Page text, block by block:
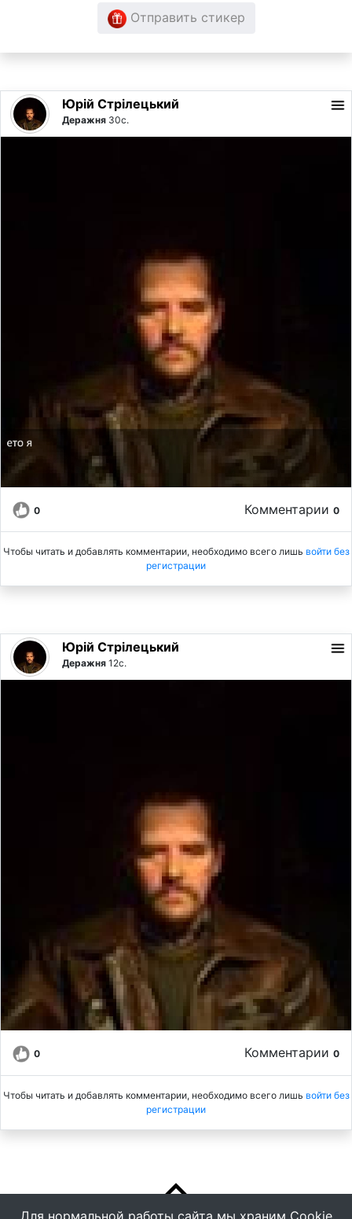
Отправить стикер
Юрiй Стрілецький
Деражня 30с.
0 Комментарии 0
Чтобы читать и добавлять комментарии, необходимо всего лишь войти без
регистрации
Юрiй Стрілецький
Деражня 12с.
0 Комментарии 0
Чтобы читать и добавлять комментарии, необходимо всего лишь войти без
регистрации
Для нормальной работы сайта мы храним Cookie